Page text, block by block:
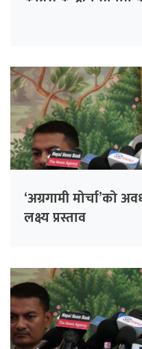
‘अग्रगामी मोर्चा’को
लक्ष्य प्रस्ताव